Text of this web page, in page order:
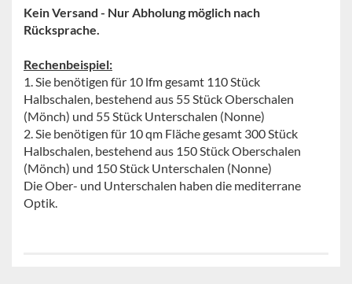
Kein Versand - Nur Abholung möglich nach
Rücksprache.
Rechenbeispiel:
1. Sie benötigen für 10 lfm gesamt 110 Stück
Halbschalen, bestehend aus 55 Stück Oberschalen
(Mönch) und 55 Stück Unterschalen (Nonne)
2. Sie benötigen für 10 qm Fläche gesamt 300 Stück
Halbschalen, bestehend aus 150 Stück Oberschalen
(Mönch) und 150 Stück Unterschalen (Nonne)
Die Ober- und Unterschalen haben die mediterrane
Optik.